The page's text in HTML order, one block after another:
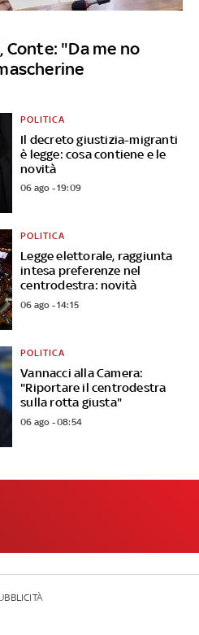
Conte: "Da me no
Il decreto giustizia-migranti
è legge: cosa contiene e le
novità
POLITICA
06 ago - 19:09
Legge elettorale, raggiunta
intesa preferenze nel
centrodestra: novità
POLITICA
06 ago - 14:15
Vannacci alla Camera:
"Riportare il centrodestra
sulla rotta giusta"
POLITICA
06 ago - 08:54